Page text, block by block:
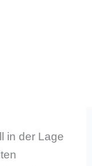
in der Lage